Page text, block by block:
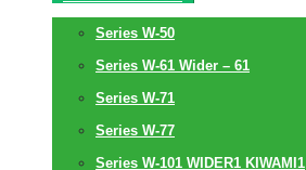
Series W-50
Series W-61 Wider – 61
Series W-71
Series W-77
Series W-101 WIDER1 KIWAMI1